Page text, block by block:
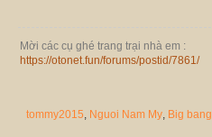
Mời các cụ ghé trang trại nhà em :
https://otonet.fun/forums/postid/7861/
tommy2015, Nguoi Nam My, Big bang